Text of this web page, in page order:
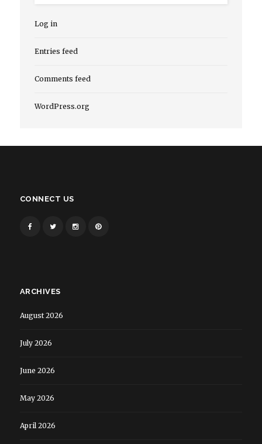
Log in
Entries feed
Comments feed
WordPress.org
CONNECT US
ARCHIVES
August 2026
July 2026
June 2026
May 2026
April 2026